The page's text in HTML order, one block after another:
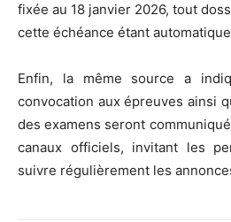
fixée au 18 janvier 2026, tout
cette échéance étant
Enfin, la même source a
convocation aux épreuves ainsi
des examens seront
canaux officiels, invitant les
suivre régulièrement les